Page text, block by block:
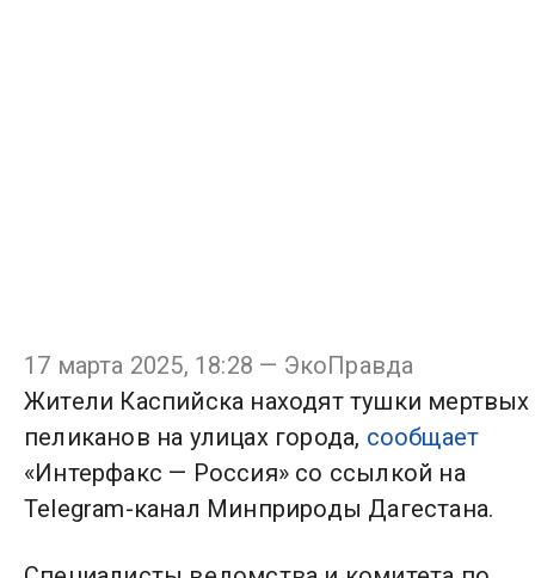
17 марта 2025, 18:28 — ЭкоПравда
Жители Каспийска находят тушки мертвых
пеликанов на улицах города, сообщает
«Интерфакс — Россия» со ссылкой на
Telegram-канал Минприроды Дагестана.